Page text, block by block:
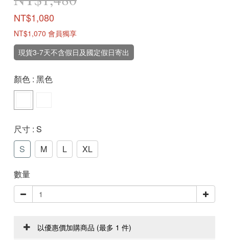
NT$1,080
NT$1,070 會員獨享
現貨3-7天不含假日及國定假日寄出
顏色 : 黑色
尺寸 : S
S
M L XL
數量
以優惠價加購商品 (最多 1 件)